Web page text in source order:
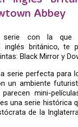
Abbey
con la que
inglés británico, te
Black Mirror y
serie perfecta para
un ambiente
mini-
una serie histórica
de la